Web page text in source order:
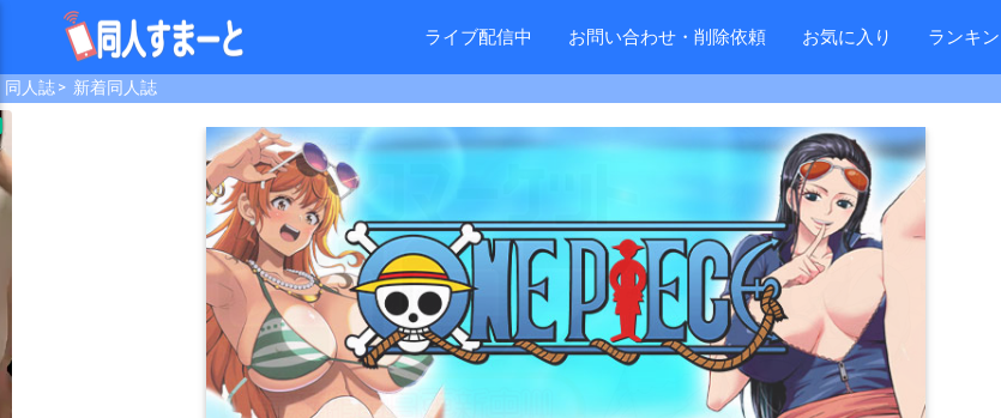
ライブ配信中 お問い合わせ・削除依頼 お気に入り ランキ
同人誌 新着同人誌